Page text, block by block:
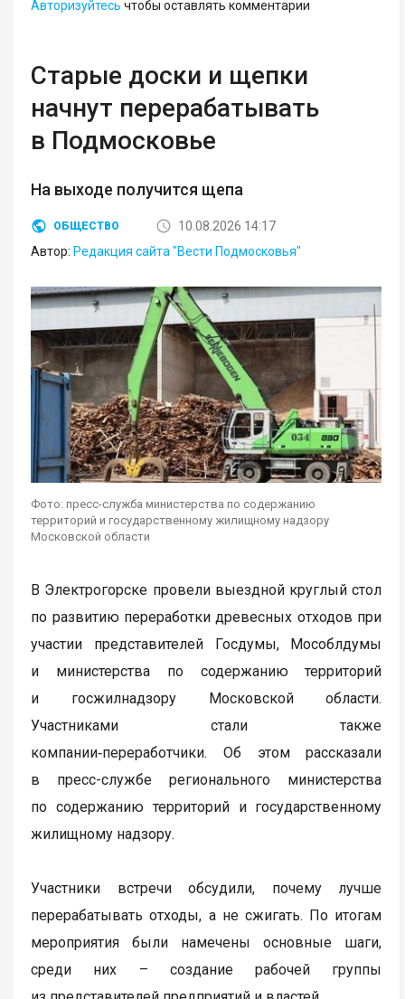
Авторизуйтесь чтобы оставлять комментарии
Старые доски и щепки
начнут перерабатывать
в Подмосковье
На выходе получится щепа
ОБЩЕСТВО
10.08.2026 14:17
Автор: Редакция сайта "Вести Подмосковья"
Фото: пресс-служба министерства по содержанию
территорий и государственному жилищному надзору
Московской области
В Электрогорске провели выездной круглый стол
по развитию переработки древесных отходов при
участии представителей Госдумы, Мособлдумы
и министерства по содержанию территорий
и госжилнадзору Московской области.
Участниками стали также
компании‑переработчики. Об этом рассказали
в пресс-службе регионального министерства
по содержанию территорий и государственному
жилищному надзору.
Участники встречи обсудили, почему лучше
перерабатывать отходы, а не сжигать. По итогам
мероприятия были намечены основные шаги,
среди них – создание рабочей группы